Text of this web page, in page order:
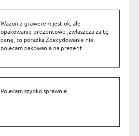
Wazon z grawerem jest ok, ale
opakowanie prezentowe ,zwłaszcza za tę
cenę, to porażka Zdecydowanie nie
polecam pakowania na prezent
Polecam szybko sprawnie